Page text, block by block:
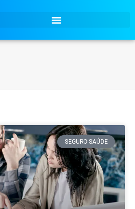
SEGURO SAÚDE